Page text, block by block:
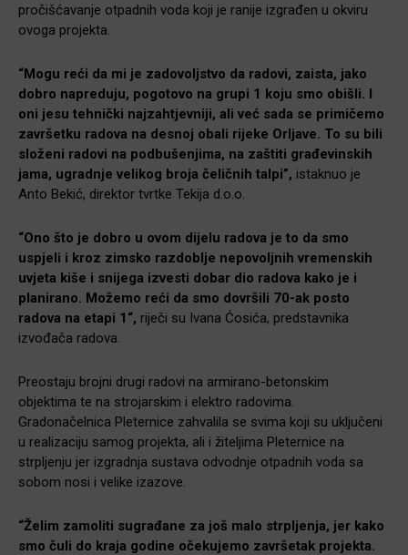
pročišćavanje otpadnih voda koji je ranije izgrađen u okviru
ovoga projekta.
“Mogu reći da mi je zadovoljstvo da radovi, zaista, jako
dobro napreduju, pogotovo na grupi 1 koju smo obišli. I
oni jesu tehnički najzahtjevniji, ali već sada se primičemo
završetku radova na desnoj obali rijeke Orljave. To su bili
složeni radovi na podbušenjima, na zaštiti građevinskih
jama, ugradnje velikog broja čeličnih talpi”, istaknuo je
Anto Bekić, direktor tvrtke Tekija d.o.o.
“Ono što je dobro u ovom dijelu radova je to da smo
uspjeli i kroz zimsko razdoblje nepovoljnih vremenskih
uvjeta kiše i snijega izvesti dobar dio radova kako je i
planirano. Možemo reći da smo dovršili 70-ak posto
radova na etapi 1“, riječi su Ivana Ćosića, predstavnika
izvođača radova.
Preostaju brojni drugi radovi na armirano-betonskim
objektima te na strojarskim i elektro radovima.
Gradonačelnica Pleternice zahvalila se svima koji su uključeni
u realizaciju samog projekta, ali i žiteljima Pleternice na
strpljenju jer izgradnja sustava odvodnje otpadnih voda sa
sobom nosi i velike izazove.
“Želim zamoliti sugrađane za još malo strpljenja, jer kako
smo čuli do kraja godine očekujemo završetak projekta.